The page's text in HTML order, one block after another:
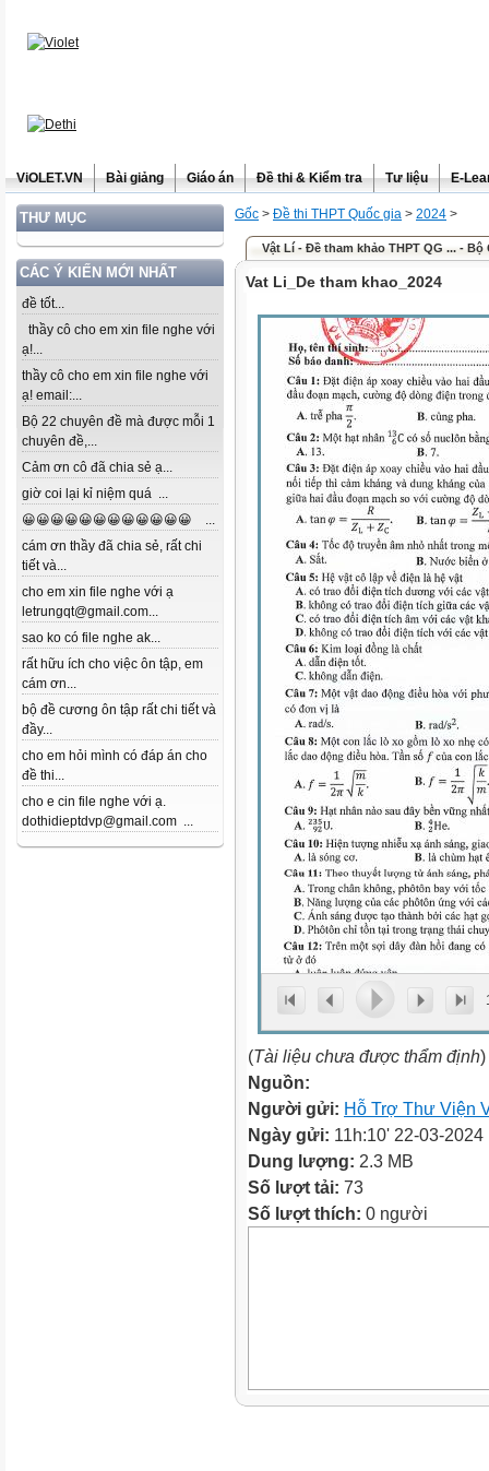
ViOLET.VN Bài giảng Giáo án Đề thi & Kiểm tra Tư liệu E-
THƯ MỤC
CÁC Ý KIẾN MỚI NHẤT
đề tốt...
thầy cô cho em xin file nghe với
ạ!...
thầy cô cho em xin file nghe với
ạ! email:...
Bộ 22 chuyên đề mà được mỗi 1
chuyên đề,...
Cảm ơn cô đã chia sẻ ạ...
giờ coi lại kỉ niệm quá ...
😀😀😀😀😀😀😀😀😀😀😀😀 ...
cám ơn thầy đã chia sẻ, rất chi
tiết và...
cho em xin file nghe với ạ
letrungqt@gmail.com...
sao ko có file nghe ak...
rất hữu ích cho việc ôn tập, em
cám ơn...
bộ đề cương ôn tập rất chi tiết và
đầy...
cho em hỏi mình có đáp án cho
đề thi...
cho e cin file nghe với ạ.
dothidieptdvp@gmail.com ...
Gốc > Đề thi THPT Quốc gia > 2024 >
Vật Lí - Đề tham khảo THPT QG ... - Bộ
Vat Li_De tham khao_2024
(Tài liệu chưa được thẩm định)
Nguồn:
Người gửi: Hỗ Trợ Thư Viện
Ngày gửi: 11h:10' 22-03-2024
Dung lượng: 2.3 MB
Số lượt tải: 73
Số lượt thích: 0 người